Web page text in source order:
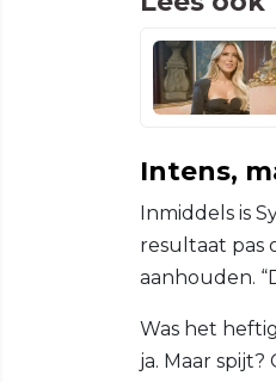
Intens,
Inmiddels is
resultaat pas
aanhouden.
Was het
ja. Maar spijt?